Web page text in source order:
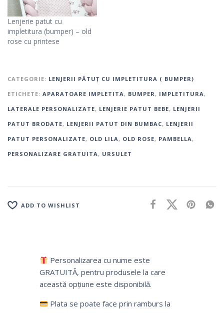
Lenjerie patut cu
impletitura (bumper) – old
rose cu printese
CATEGORIE: LENJERII PĂTUȚ CU IMPLETITURA ( BUMPER)
ETICHETE: APARATOARE IMPLETITA, BUMPER, IMPLETITURA,
LATERALE PERSONALIZATE, LENJERIE PATUT BEBE, LENJERII
PATUT BRODATE, LENJERII PATUT DIN BUMBAC, LENJERII
PATUT PERSONALIZATE, OLD LILA, OLD ROSE, PAMBELLA,
PERSONALIZARE GRATUITA, URSULET
ADD TO WISHLIST
Personalizarea cu nume este
GRATUITĂ, pentru produsele la care
această opțiune este disponibilă.
Plata se poate face prin ramburs la